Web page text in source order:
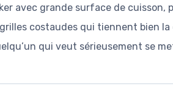
avec grande surface de cuisson,
costaudes qui tiennent bien la
qui veut sérieusement se